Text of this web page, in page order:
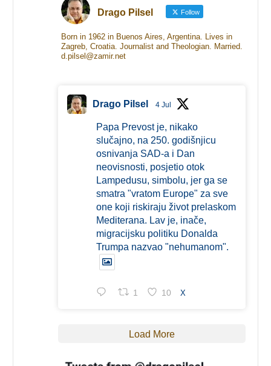
Drago Pilsel Follow
Born in 1962 in Buenos Aires, Argentina. Lives in
Zagreb, Croatia. Journalist and Theologian. Married.
d.pilsel@zamir.net
Drago Pilsel 4 Jul
Papa Prevost je, nikako
slučajno, na 250. godišnjicu
osnivanja SAD-a i Dan
neovisnosti, posjetio otok
Lampedusu, simbolu, jer ga se
smatra "vratom Europe" za sve
one koji riskiraju život prelaskom
Mediterana. Lav je, inače,
migracijsku politiku Donalda
Trumpa nazvao "nehumanom".
1 10 X
Load More